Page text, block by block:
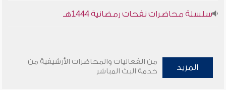
سلسلة محاضرات نفحات رمضانية 1444هـ
المزيد
من الفعاليات والمحاضرات الأرشيفية من
خدمة البث المباشر